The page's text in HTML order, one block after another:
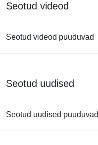
Seotud videod
Seotud videod puuduvad
Seotud uudised
Seotud uudised puuduvad